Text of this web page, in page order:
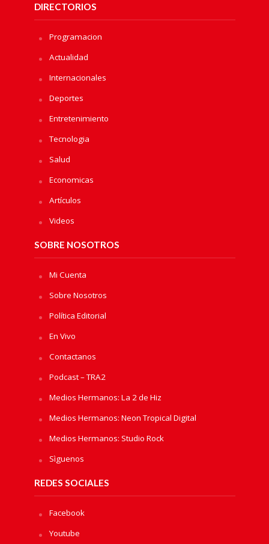
DIRECTORIOS
Programacion
Actualidad
Internacionales
Deportes
Entretenimiento
Tecnologia
Salud
Economicas
Artículos
Videos
SOBRE NOSOTROS
Mi Cuenta
Sobre Nosotros
Política Editorial
En Vivo
Contactanos
Podcast – TRA2
Medios Hermanos: La 2 de Hiz
Medios Hermanos: Neon Tropical Digital
Medios Hermanos: Studio Rock
Sìguenos
REDES SOCIALES
Facebook
Youtube